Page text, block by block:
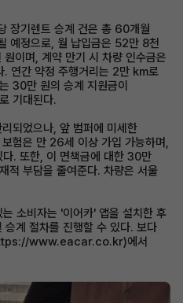
장기렌트 승계 건은 총 60개월
예정으로, 월 납입금은 52만 8천
이며, 계약 만기 시 차량 인수금은
연간 약정 주행거리는 2만 km로
30만 원의 승계 지원금이
기대된다.
되었으나, 앞 범퍼에 미세한
험은 만 26세 이상 가입 가능하며,
. 또한, 이 면책금에 대한 30만
적 부담을 줄여준다. 차량은 서울
소비자는 '이어카' 앱을 설치한 후
승계 절차를 진행할 수 있다. 보다
www.eacar.co.kr)에서